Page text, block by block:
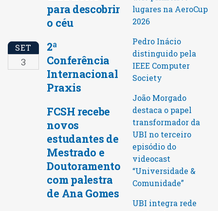
para descobrir
o céu
SET
3
2ª
Conferência
Internacional
Praxis
FCSH recebe
novos
estudantes de
Mestrado e
Doutoramento
com palestra
de Ana Gomes
lugares na AeroCup
2026
Pedro Inácio
distinguido pela
IEEE Computer
Society
João Morgado
destaca o papel
transformador da
UBI no terceiro
episódio do
videocast
“Universidade &
Comunidade”
UBI integra rede